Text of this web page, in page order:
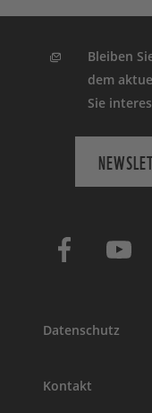
Bleiben
dem
Sie
Datenschutz
Kontakt